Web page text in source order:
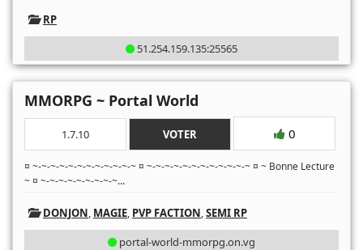
RP
51.254.159.135:25565
MMORPG ~ Portal World
1.7.10 VOTER 0
¤ ~-~-~-~-~-~-~-~-~-~-~-~ ¤ ~-~-~-~-~-~-~-~-~-~-~-~ ¤ ~ Bonne Lecture
~ ¤ ~-~-~-~-~-~-~-~-~...
DONJON, MAGIE, PVP FACTION,SEMI RP
portal-world-mmorpg.on.vg